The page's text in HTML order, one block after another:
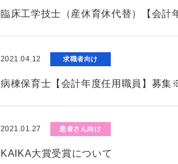
臨床工学技士（産休育休代替）【会計
2021.04.12 求職者向け
病棟保育士【会計年度任用職員】募集
2021.01.27 患者さん向け
KAIKA大賞受賞について